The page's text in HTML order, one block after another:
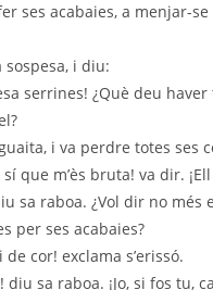
ses acabaies, a menjar-
sospesa, i diu:
serrines! ¿Què deu
i va perdre totes ses
que m’ès bruta! va dir.
sa raboa. ¿Vol dir no més
per ses acabaies?
cor! exclama s’erissó.
diu sa raboa. ¡Jo, si fos tu,